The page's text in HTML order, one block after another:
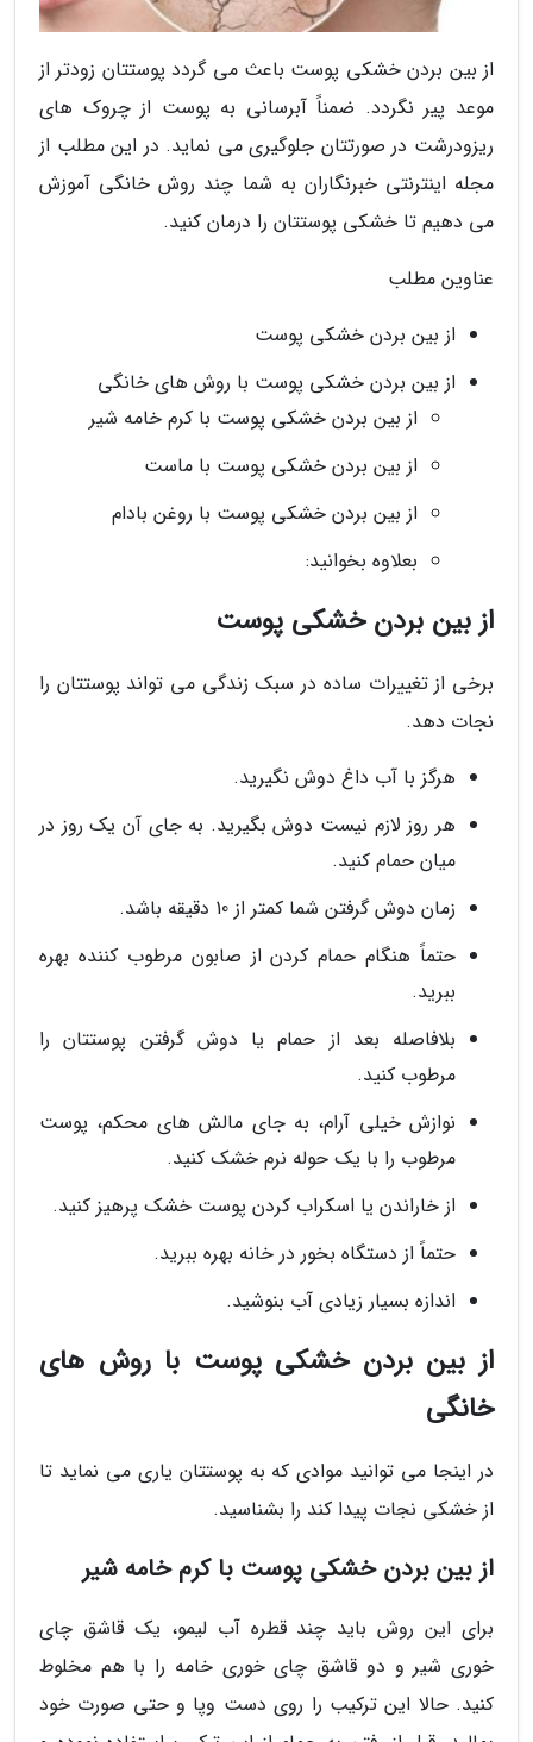
از بین بردن خشکی پوست باعث می گردد پوستتان زودتر از
موعد پیر نگردد. ضمناً آبرسانی به پوست از چروک های
ریزودرشت در صورتتان جلوگیری می نماید. در این مطلب از
مجله اینترنتی خبرنگاران به شما چند روش خانگی آموزش
می دهیم تا خشکی پوستتان را درمان کنید.
عناوین مطلب
از بین بردن خشکی پوست
از بین بردن خشکی پوست با روش های خانگی
از بین بردن خشکی پوست با کرم خامه شیر
از بین بردن خشکی پوست با ماست
از بین بردن خشکی پوست با روغن بادام
بعلاوه بخوانید:
از بین بردن خشکی پوست
برخی از تغییرات ساده در سبک زندگی می تواند پوستتان را
نجات دهد.
هرگز با آب داغ دوش نگیرید.
هر روز لازم نیست دوش بگیرید. به جای آن یک روز در
میان حمام کنید.
زمان دوش گرفتن شما کمتر از 10 دقیقه باشد.
حتماً هنگام حمام کردن از صابون مرطوب کننده بهره
ببرید.
بلافاصله بعد از حمام یا دوش گرفتن پوستتان را
مرطوب کنید.
نوازش خیلی آرام، به جای مالش های محکم، پوست
مرطوب را با یک حوله نرم خشک کنید.
از خاراندن یا اسکراب کردن پوست خشک پرهیز کنید.
حتماً از دستگاه بخور در خانه بهره ببرید.
اندازه بسیار زیادی آب بنوشید.
از بین بردن خشکی پوست با روش های
خانگی
در اینجا می توانید موادی که به پوستتان یاری می نماید تا
از خشکی نجات پیدا کند را بشناسید.
از بین بردن خشکی پوست با کرم خامه شیر
برای این روش باید چند قطره آب لیمو، یک قاشق چای
خوری شیر و دو قاشق چای خوری خامه را با هم مخلوط
کنید. حالا این ترکیب را روی دست وپا و حتی صورت خود